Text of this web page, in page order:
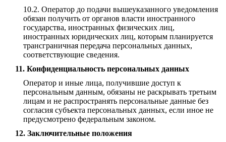
Оператор до подачи вышеуказанного уведомления
обязан получить от органов власти иностранного
государства, иностранных физических лиц,
иностранных юридических лиц, которым планируется
трансграничная передача персональных данных,
соответствующие сведения.
Конфиденциальность персональных данных
Оператор и иные лица, получившие доступ к
персональным данным, обязаны не раскрывать третьим
лицам и не распространять персональные данные без
согласия субъекта персональных данных, если иное не
предусмотрено федеральным законом.
Заключительные положения